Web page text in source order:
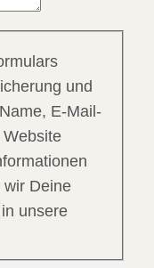
und
E-Mail-
wir Deine
unsere